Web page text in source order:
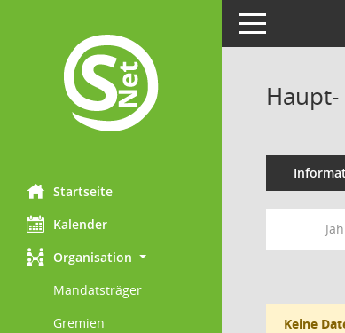
Startseite
Kalender
Organisation
Mandatsträger
Gremien
Toggle navigation
Keine